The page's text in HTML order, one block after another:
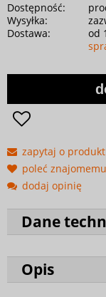
Dostępność:
Wysyłka:
Dostawa:
od
zapytaj o produkt
poleć znajomemu
dodaj opinię
Dane
Opis